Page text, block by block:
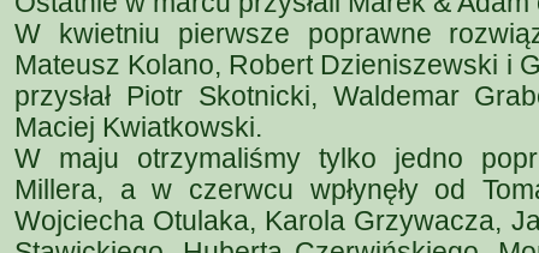
W kwietniu pierwsze poprawne
Mateusz Kolano, Robert Dzieniszewski i
przysłał Piotr Skotnicki, Waldemar
Maciej Kwiatkowski.
W maju otrzymaliśmy tylko jedno
Millera, a w czerwcu wpłynęły od
Wojciecha Otulaka, Karola Grzywacza,